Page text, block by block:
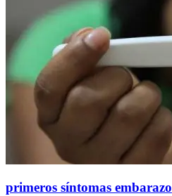
primeros síntomas embarazo